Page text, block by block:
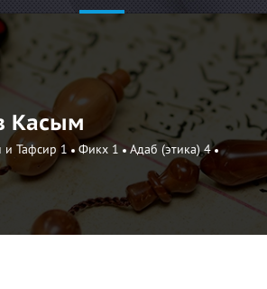
Касым
и Тафсир 1 Фикх 1
Адаб (этика) 4